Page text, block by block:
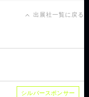
出展社一覧に戻る
シルバースポンサー